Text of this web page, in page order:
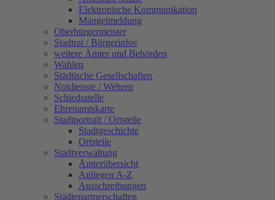
Elektronische Kommunikation
Mängelmeldung
Oberbürgermeister
Stadtrat / Bürgerinfos
weitere Ämter und Behörden
Wahlen
Städtische Gesellschaften
Notdienste / Wehren
Schiedsstelle
Ehrenamtskarte
Stadtportrait / Ortsteile
Stadtgeschichte
Ortsteile
Stadtverwaltung
Ämterübersicht
Anliegen A-Z
Ausschreibungen
Städtepartnerschaften